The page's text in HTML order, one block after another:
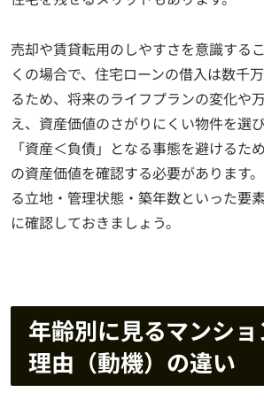
売却や賃貸転用のしやすさを意識する
くの場合で、住宅ローンの借入は数千
るため、将来のライフプランの変化や
え、資産価値のさがりにくい物件を選び
「資産＜負債」となる事態を避けるた
の資産価値を確認する必要があります
る立地・管理状態・築年数といった要
に確認しておきましょう。
年齢別に見るマンシ
理由（動機）の違い